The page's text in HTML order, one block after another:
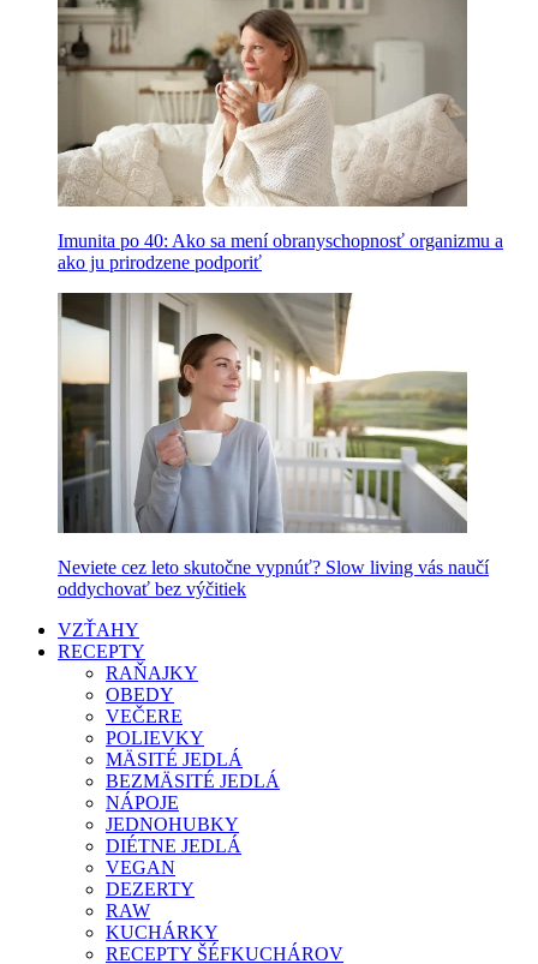
Imunita po 40: Ako sa mení obranyschopnosť organizmu a
ako ju prirodzene podporiť
Neviete cez leto skutočne vypnúť? Slow living vás naučí
oddychovať bez výčitiek
VZŤAHY
RECEPTY
RAŇAJKY
OBEDY
VEČERE
POLIEVKY
MÄSITÉ JEDLÁ
BEZMÄSITÉ JEDLÁ
NÁPOJE
JEDNOHUBKY
DIÉTNE JEDLÁ
VEGAN
DEZERTY
RAW
KUCHÁRKY
RECEPTY ŠÉFKUCHÁROV